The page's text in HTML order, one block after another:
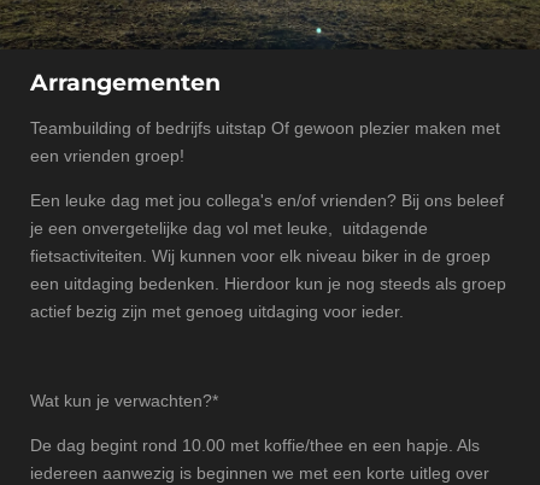
Arrangementen
Teambuilding of bedrijfs uitstap Of gewoon plezier maken met
een vrienden groep!
Een leuke dag met jou collega's en/of vrienden? Bij ons beleef
je een onvergetelijke dag vol met leuke, uitdagende
fietsactiviteiten. Wij kunnen voor elk niveau biker in de groep
een uitdaging bedenken. Hierdoor kun je nog steeds als groep
actief bezig zijn met genoeg uitdaging voor ieder.
Wat kun je verwachten?*
De dag begint rond 10.00 met koffie/thee en een hapje. Als
iedereen aanwezig is beginnen we met een korte uitleg over